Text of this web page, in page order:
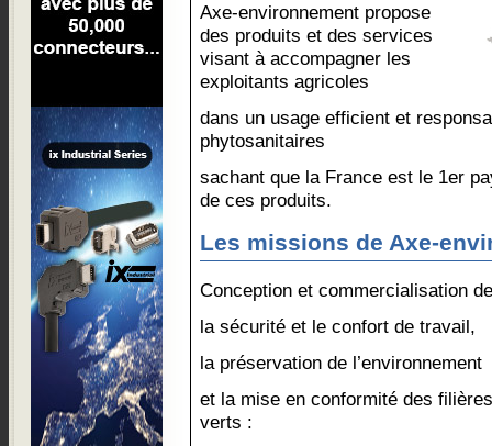
Axe-environnement propose
des produits et des services
visant à accompagner les
exploitants agricoles
dans un usage efficient et
phytosanitaires
sachant que la France est le 1er
de ces produits.
Les missions de Axe-
Conception et commercialisation
la sécurité et le confort de travail,
la préservation de l’environnement
et la mise en conformité des
verts :